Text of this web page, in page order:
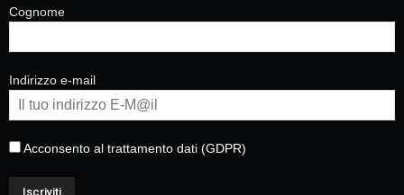
Cognome
Indirizzo e-mail
Acconsento al trattamento dati (GDPR)